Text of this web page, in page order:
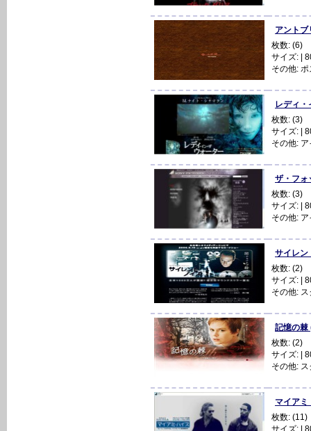
アント
枚数: (6)
サイズ: |
その他: ポ
レディ
枚数: (3)
サイズ: |
その他: ア
ザ・フォ
枚数: (3)
サイズ: |
その他: ア
サイレン
枚数: (2)
サイズ: |
その他:
記憶の棘
枚数: (2)
サイズ: |
その他:
マイア
枚数: (11)
サイズ: |